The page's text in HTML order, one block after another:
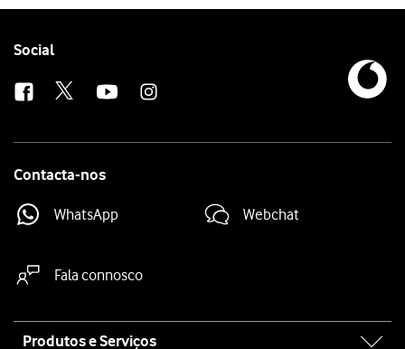
Sigaas indicações no ecrãpara editar e guardar a sua captura de ecrã.
Follow
Social
Contacta-nos
WhatsApp Webchat
Fala connosco
Produtos e Serviços